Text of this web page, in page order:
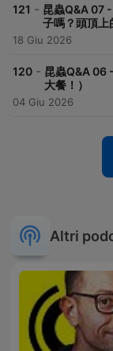
121 - 昆蟲Q&A 07
子嗎？頭頂上
18 Giu 2026
120 - 昆蟲Q&A 06
大餐！）
04 Giu 2026
Altri